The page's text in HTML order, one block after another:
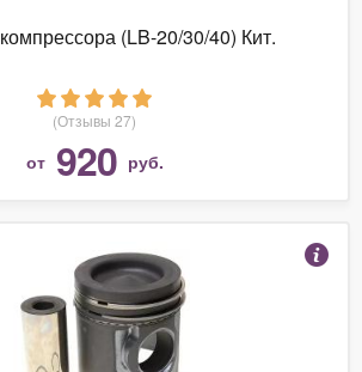
(LB-20/30/40) Кит.
(Отзывы 27)
от 920 руб.